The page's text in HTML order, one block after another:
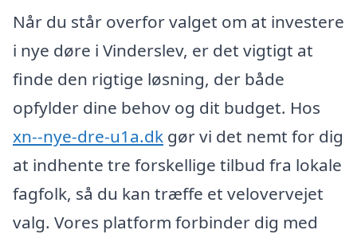
Når du står overfor valget om at investere
i nye døre i Vinderslev, er det vigtigt at
finde den rigtige løsning, der både
opfylder dine behov og dit budget. Hos
xn--nye-dre-u1a.dk gør vi det nemt for dig
at indhente tre forskellige tilbud fra lokale
fagfolk, så du kan træffe et velovervejet
valg. Vores platform forbinder dig med